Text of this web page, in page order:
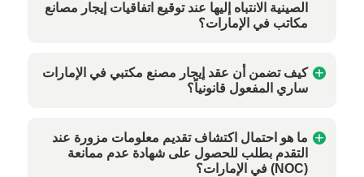
الصينية الانتباه إليها عند توقيع اتفاقيات إيجار مصانع
مكاتب في الإمارات؟
كيف تضمن أن عقد إيجار مصنع مكتبي في الإمارات
ساري المفعول قانونياً؟
ما هو احتمال اكتشاف تقديم معلومات مزورة عند
التقدم بطلب للحصول على شهادة عدم ممانعة
(NOC) في الإمارات؟